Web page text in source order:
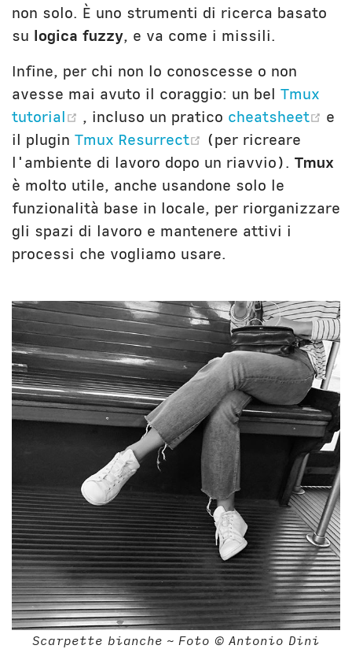
non solo. È uno strumenti di ricerca basato
su logica fuzzy, e va come i missili.
Infine, per chi non lo conoscesse o non
avesse mai avuto il coraggio: un bel Tmux
tutorial
(opens new window)
, incluso un pratico cheatsheet
e
il plugin Tmux Resurrect (opens new
(per ricreare
l'ambiente di lavoro dopo un riavvio). Tmux
è molto utile, anche usandone solo le
funzionalità base in locale, per riorganizzare
gli spazi di lavoro e mantenere attivi i
processi che vogliamo usare.
Scarpette bianche ~ Foto © Antonio Dini